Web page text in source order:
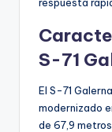
S-71
El S-71
modernizado
de 67,9